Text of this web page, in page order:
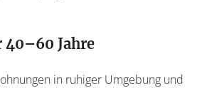
40–60 Jahre
in ruhiger Umgebung und